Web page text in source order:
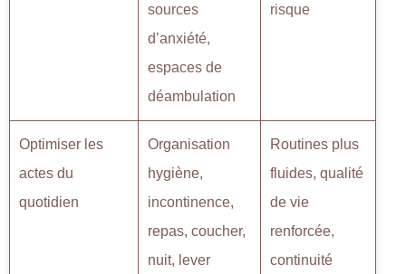
sources
d’anxiété,
espaces de
déambulation
risque
Optimiser les
actes du
quotidien
Organisation
hygiène,
incontinence,
repas, coucher,
nuit, lever
Routines plus
fluides, qualité
de vie
renforcée,
continuité